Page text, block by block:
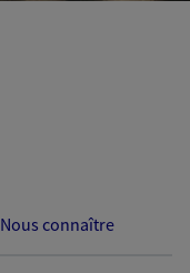
Nous connaître